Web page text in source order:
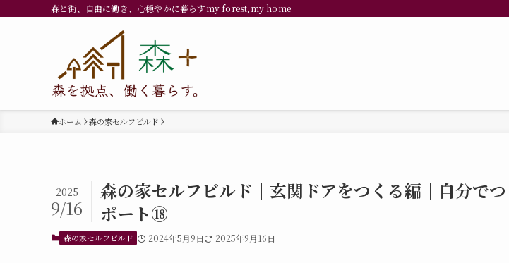
森と街、自由に働き、心穏やかに暮らすmy forest,my home
ホーム 森の家セルフビルド
森の家セルフビルド｜玄関ドアをつくる編｜自分で
ポート⑱
2025
9/16
森の家セルフビルド 2024年5月9日 2025年9月16日